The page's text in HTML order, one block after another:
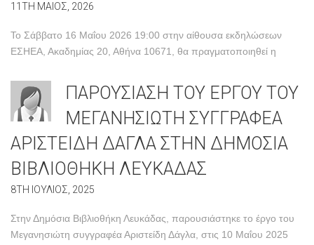
11TH ΜΑΙΟΣ, 2026
Το Σάββατο 16 Μαΐου 2026 19:00 στην αίθουσα εκδηλώσεων
ΕΣΗΕΑ, Ακαδημίας 20, Αθήνα 10671, θα πραγματοποιηθεί η
ΠΑΡΟΥΣΙΑΣΗ ΤΟΥ ΕΡΓΟΥ ΤΟΥ
ΜΕΓΑΝΗΣΙΩΤΗ ΣΥΓΓΡΑΦΕΑ
ΑΡΙΣΤΕΙΔΗ ΔΑΓΛΑ ΣΤΗΝ ΔΗΜΟΣΙΑ
ΒΙΒΛΙΟΘΗΚΗ ΛΕΥΚΑΔΑΣ
8TH ΙΟΥΛΙΟΣ, 2025
Στην Δημόσια Βιβλιοθήκη Λευκάδας, παρουσιάστηκε το έργο του
Μεγανησιώτη συγγραφέα Αριστείδη Δάγλα, στις 10 Μαΐου 2025